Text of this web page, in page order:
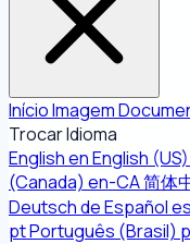
InícioImagem
Trocar Idioma
EnglishenEnglish (US)
(Canada) en-CA简体
DeutschdeEspañoles
ptPortuguês (Brasil)